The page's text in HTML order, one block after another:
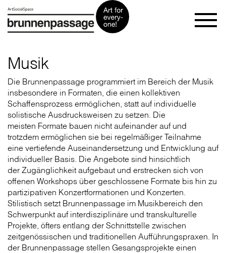
Musik
Die Brunnenpassage programmiert im Bereich der Musik
insbesondere in Formaten, die einen kollektiven
Schaffensprozess ermöglichen, statt auf individuelle
solistische Ausdrucksweisen zu setzen. Die
meisten Formate bauen nicht aufeinander auf und
trotzdem ermöglichen sie bei regelmäßiger Teilnahme
eine vertiefende Auseinandersetzung und Entwicklung auf
individueller Basis. Die Angebote sind hinsichtlich
der Zugänglichkeit aufgebaut und erstrecken sich von
offenen Workshops über geschlossene Formate bis hin zu
partizipativen Konzertformationen und Konzerten.
Stilistisch setzt Brunnenpassage im Musikbereich den
Schwerpunkt auf interdisziplinäre und transkulturelle
Projekte, öfters entlang der Schnittstelle zwischen
zeitgenössischen und traditionellen Aufführungspraxen. In
der Brunnenpassage stellen Gesangsprojekte einen